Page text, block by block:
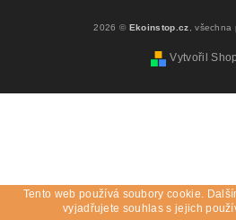
2026 © Ekoinstop.cz, všechna
Vytvořil
Tento web používá soubory cookie.
vyjadřujete souhlas s jejich